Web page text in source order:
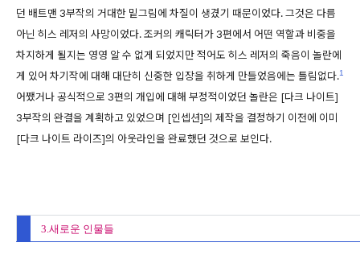
던 배트맨 3부작의 거대한 밑그림에 차질이 생겼기 때문이었다. 그것은 다름
아닌 히스 레저의 사망이었다. 조커의 캐릭터가 3편에서 어떤 역할과 비중을
차지하게 될지는 영영 알 수 없게 되었지만 적어도 히스 레저의 죽음이 놀란에
게 있어 차기작에 대해 대단히 신중한 입장을 취하게 만들었음에는 틀림없다.1
어쨌거나 공식적으로 3편의 개입에 대해 부정적이었던 놀란은 [다크 나이트]
3부작의 완결을 계획하고 있었으며 [인셉션]의 제작을 결정하기 이전에 이미
[다크 나이트 라이즈]의 아웃라인을 완료했던 것으로 보인다.
3.새로운 인물들